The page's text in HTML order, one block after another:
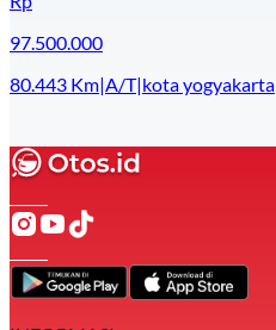
97.500.000
80.443 Km|A/T|kota yogyakarta